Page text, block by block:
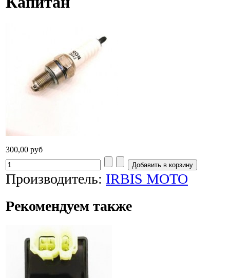
300,00 руб
Производитель: IRBIS MOTO
Рекомендуем также